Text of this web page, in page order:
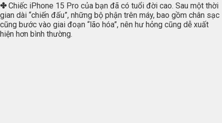
✤Chiếc iPhone 15 Pro của bạn đã có tuổi đời cao. Sau một thời
gian dài “chiến đấu”, những bộ phận trên máy, bao gồm chân sạc
cũng bước vào giai đoạn “lão hóa”, nên hư hỏng cũng dễ xuất
hiện hơn bình thường.